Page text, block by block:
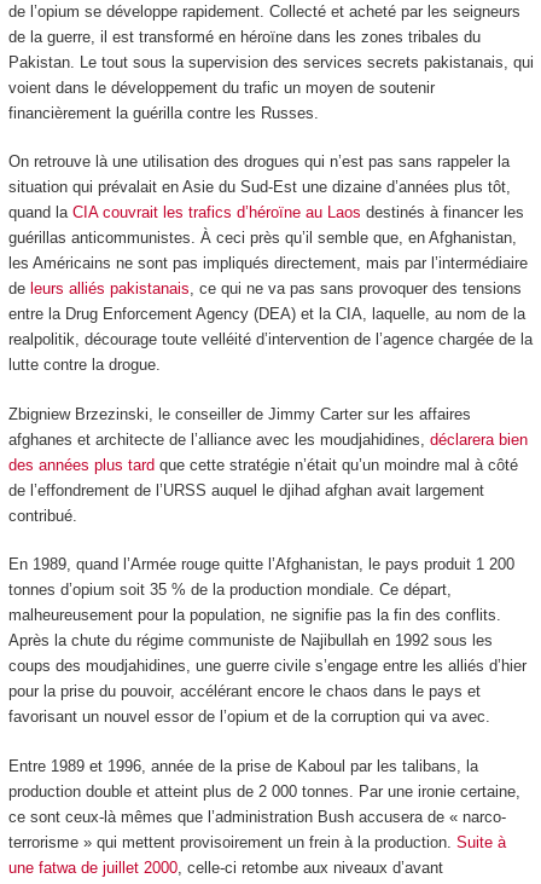
de l’opium se développe rapidement. Collecté et acheté par les seigneurs
de la guerre, il est transformé en héroïne dans les zones tribales du
Pakistan. Le tout sous la supervision des services secrets pakistanais, qui
voient dans le développement du trafic un moyen de soutenir
financièrement la guérilla contre les Russes.
On retrouve là une utilisation des drogues qui n’est pas sans rappeler la
situation qui prévalait en Asie du Sud-Est une dizaine d’années plus tôt,
quand la CIA couvrait les trafics d’héroïne au Laos destinés à financer les
guérillas anticommunistes. À ceci près qu’il semble que, en Afghanistan,
les Américains ne sont pas impliqués directement, mais par l’intermédiaire
de leurs alliés pakistanais, ce qui ne va pas sans provoquer des tensions
entre la Drug Enforcement Agency (DEA) et la CIA, laquelle, au nom de la
realpolitik, décourage toute velléité d’intervention de l’agence chargée de la
lutte contre la drogue.
Zbigniew Brzezinski, le conseiller de Jimmy Carter sur les affaires
afghanes et architecte de l’alliance avec les moudjahidines, déclarera bien
des années plus tardque cette stratégie n’était qu’un moindre mal à côté
de l’effondrement de l’URSS auquel le djihad afghan avait largement
contribué.
En 1989, quand l’Armée rouge quitte l’Afghanistan, le pays produit 1 200
tonnes d’opium soit 35 % de la production mondiale. Ce départ,
malheureusement pour la population, ne signifie pas la fin des conflits.
Après la chute du régime communiste de Najibullah en 1992 sous les
coups des moudjahidines, une guerre civile s’engage entre les alliés d’hier
pour la prise du pouvoir, accélérant encore le chaos dans le pays et
favorisant un nouvel essor de l’opium et de la corruption qui va avec.
Entre 1989 et 1996, année de la prise de Kaboul par les talibans, la
production double et atteint plus de 2 000 tonnes. Par une ironie certaine,
ce sont ceux-là mêmes que l’administration Bush accusera de « narco-
terrorisme » qui mettent provisoirement un frein à la production. Suite à
une fatwa de juillet 2000, celle-ci retombe aux niveaux d’avant